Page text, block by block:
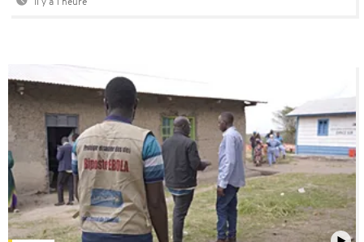
Il y a 1 heure